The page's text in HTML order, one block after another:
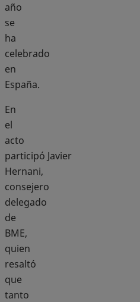
año
se
ha
celebrado
en
España.
En
el
acto
participó Javier
Hernani,
consejero
delegado
de
BME,
quien
resaltó
que
tanto